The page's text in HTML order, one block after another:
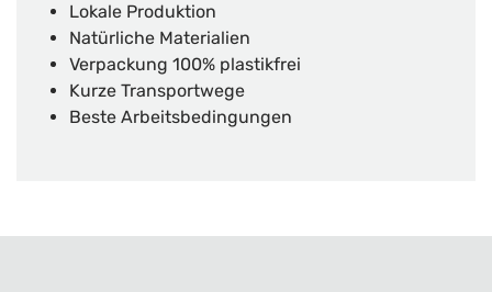
Lokale Produktion
Natürliche Materialien
Verpackung 100% plastikfrei
Kurze Transportwege
Beste Arbeitsbedingungen